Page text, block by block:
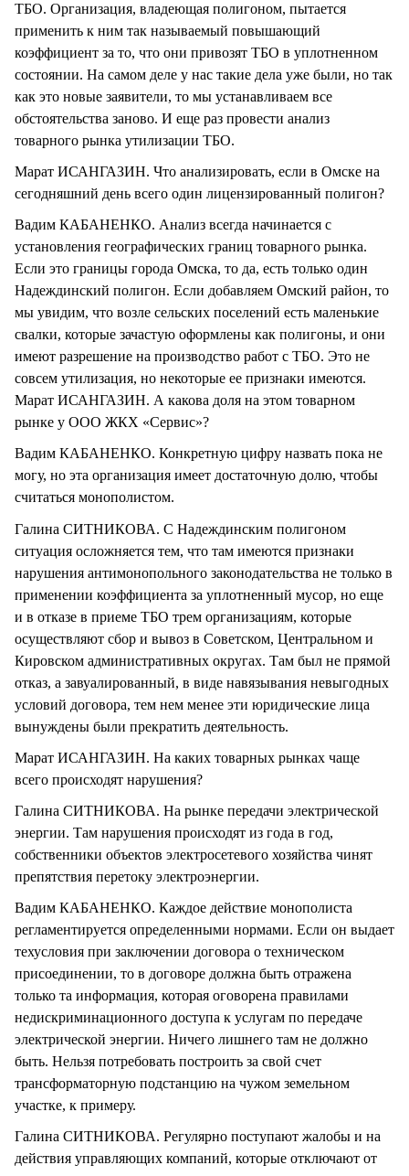
ТБО. Организация, владеющая полигоном, пытается
применить к ним так называемый повышающий
коэффициент за то, что они привозят ТБО в уплотненном
состоянии. На самом деле у нас такие дела уже были, но так
как это новые заявители, то мы устанавливаем все
обстоятельства заново. И еще раз провести анализ
товарного рынка утилизации ТБО.
Марат ИСАНГАЗИН. Что анализировать, если в Омске на
сегодняшний день всего один лицензированный полигон?
Вадим КАБАНЕНКО. Анализ всегда начинается с
установления географических границ товарного рынка.
Если это границы города Омска, то да, есть только один
Надеждинский полигон. Если добавляем Омский район, то
мы увидим, что возле сельских поселений есть маленькие
свалки, которые зачастую оформлены как полигоны, и они
имеют разрешение на производство работ с ТБО. Это не
совсем утилизация, но некоторые ее признаки имеются.
Марат ИСАНГАЗИН. А какова доля на этом товарном
рынке у ООО ЖКХ «Сервис»?
Вадим КАБАНЕНКО. Конкретную цифру назвать пока не
могу, но эта организация имеет достаточную долю, чтобы
считаться монополистом.
Галина СИТНИКОВА. С Надеждинским полигоном
ситуация осложняется тем, что там имеются признаки
нарушения антимонопольного законодательства не только в
применении коэффициента за уплотненный мусор, но еще
и в отказе в приеме ТБО трем организациям, которые
осуществляют сбор и вывоз в Советском, Центральном и
Кировском административных округах. Там был не прямой
отказ, а завуалированный, в виде навязывания невыгодных
условий договора, тем нем менее эти юридические лица
вынуждены были прекратить деятельность.
Марат ИСАНГАЗИН. На каких товарных рынках чаще
всего происходят нарушения?
Галина СИТНИКОВА. На рынке передачи электрической
энергии. Там нарушения происходят из года в год,
собственники объектов электросетевого хозяйства чинят
препятствия перетоку электроэнергии.
Вадим КАБАНЕНКО. Каждое действие монополиста
регламентируется определенными нормами. Если он выдает
техусловия при заключении договора о техническом
присоединении, то в договоре должна быть отражена
только та информация, которая оговорена правилами
недискриминационного доступа к услугам по передаче
электрической энергии. Ничего лишнего там не должно
быть. Нельзя потребовать построить за свой счет
трансформаторную подстанцию на чужом земельном
участке, к примеру.
Галина СИТНИКОВА. Регулярно поступают жалобы и на
действия управляющих компаний, которые отключают от